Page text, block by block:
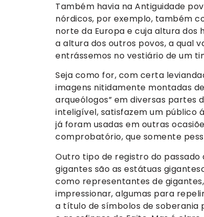
Também havia na Antiguidade
nórdicos, por exemplo, também
norte da Europa e cuja altura dos
a altura dos outros povos, a qual
entrássemos no vestiário de um
Seja como for, com certa
imagens nitidamente montadas
arqueólogos” em diversas partes
inteligível, satisfazem um público
já foram usadas em outras
comprobatório, que somente
Outro tipo de registro do
gigantes são as estátuas
como representantes de
impressionar, algumas para
a título de símbolos de soberania